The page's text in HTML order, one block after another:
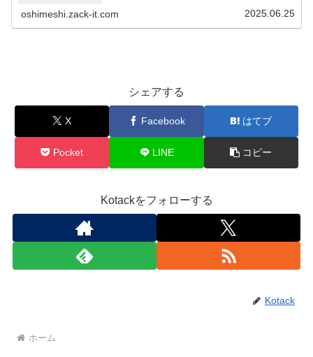
oshimeshi.zack-it.com 2025.06.25
シェアする
X Facebook はてブ
Pocket LINE コピー
Kotackをフォローする
Kotack
ホーム